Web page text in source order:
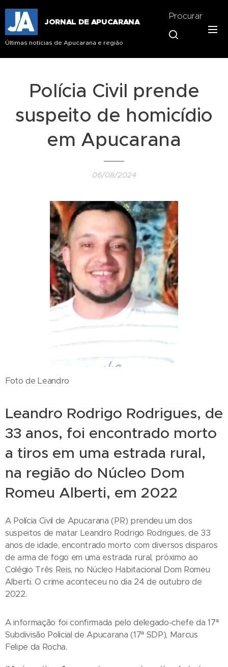
JORNAL DE APUCARANA
Últimas notícias de Apucarana e região
Procurar
Polícia Civil prende
suspeito de homicídio
em Apucarana
06/08/2024
Foto de Leandro
Leandro Rodrigo Rodrigues, de
33 anos, foi encontrado morto
a tiros em uma estrada rural,
na região do Núcleo Dom
Romeu Alberti, em 2022
A Polícia Civil de Apucarana (PR) prendeu um dos
suspeitos de matar Leandro Rodrigo Rodrigues, de 33
anos de idade, encontrado morto com diversos disparos
de arma de fogo em uma estrada rural, próximo ao
Colégio Três Reis, no Núcleo Habitacional Dom Romeu
Alberti. O crime aconteceu no dia 24 de outubro de
2022.
A informação foi confirmada pelo delegado-chefe da 17ª
Subdivisão Policial de Apucarana (17ª SDP), Marcus
Felipe da Rocha.